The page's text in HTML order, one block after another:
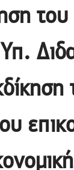
του